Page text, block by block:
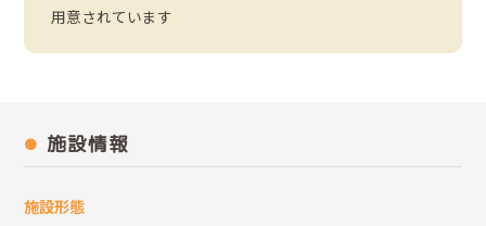
用意されています
施設情報
施設形態